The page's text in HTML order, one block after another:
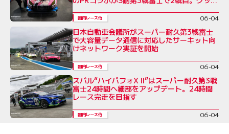
国内レース他 06-04
日本自動車会議所がスーパー耐久第3戦富士
で大容量データ通信に対応したサーキット向
けネットワーク実証を開始
国内レース他 06-04
スバル“ハイパフォX II”はスーパー耐久第3戦
富士24時間へ細部をアップデート。24時間
レース完走を目指す
国内レース他 06-04